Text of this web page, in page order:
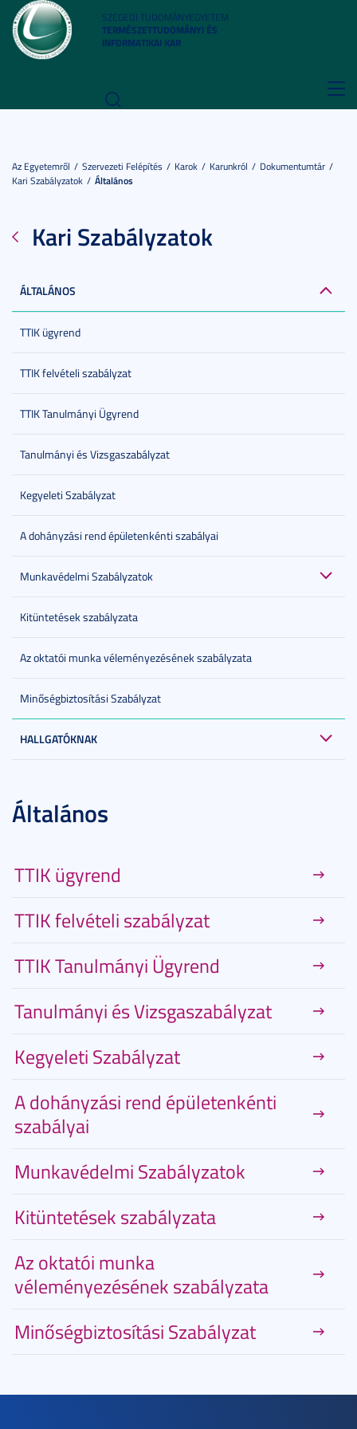
SZEGEDI TUDOMÁNYEGYETEM
TERMÉSZETTUDOMÁNYI ÉS
INFORMATIKAI KAR
Az Egyetemről Szervezeti Felépítés Karok Karunkról
Dokumentumtár
Kari Szabályzatok
Általános
Kari Szabályzatok
ÁLTALÁNOS
TTIK ügyrend
TTIK felvételi szabályzat
TTIK Tanulmányi Ügyrend
Tanulmányi és Vizsgaszabályzat
Kegyeleti Szabályzat
A dohányzási rend épületenkénti szabályai
Munkavédelmi Szabályzatok
Kitüntetések szabályzata
Az oktatói munka véleményezésének szabályzata
Minőségbiztosítási Szabályzat
HALLGATÓKNAK
Általános
TTIK ügyrend
TTIK felvételi szabályzat
TTIK Tanulmányi Ügyrend
Tanulmányi és Vizsgaszabályzat
Kegyeleti Szabályzat
A dohányzási rend épületenkénti
szabályai
Munkavédelmi Szabályzatok
Kitüntetések szabályzata
Az oktatói munka
véleményezésének szabályzata
Minőségbiztosítási Szabályzat